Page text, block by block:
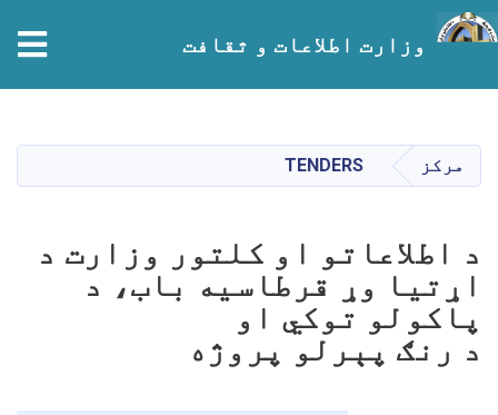
content
وزارت اطلاعات و ثقافت
مرکز TENDERS
د اطلاعاتو او کلتور وزارت د
اړتیا وړ قرطاسیه باب، د
پاکولو توکي او
د رنګ پېرلو پروژه